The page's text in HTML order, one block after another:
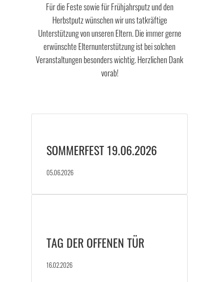
Für die Feste sowie für Frühjahrsputz und den
Herbstputz wünschen wir uns tatkräftige
Unterstützung von unseren Eltern. Die immer gerne
erwünschte Elternunterstützung ist bei solchen
Veranstaltungen besonders wichtig. Herzlichen Dank
vorab!
SOMMERFEST 19.06.2026
05.06.2026
TAG DER OFFENEN TÜR
16.02.2026